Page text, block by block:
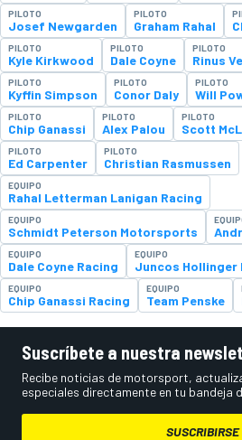
PILOTO
Josef Newgarden
PILOTO
Graham Rahal
PILOTO
Kyle Kirkwood
PILOTO
Dale Coyne
PILOTO
Rinus
PILOTO
Kyffin Simpson
PILOTO
Conor Daly
PILOTO
Will
PILOTO
Chip Ganassi
PILOTO
Alex Palou
PILOTO
Scott
PILOTO
Ed Carpenter
PILOTO
Christian Rasmussen
EQUIPO
Rahal Letterman Lanigan Racing
EQUIPO
Schmidt Peterson Motorsports
EQUIPO
Dale Coyne Racing
EQUIPO
Juncos Hollinger
EQUIPO
Chip Ganassi Racing
EQUIPO
Team Penske
Suscríbete a nuestra
Recibe noticias de motorsport,
especiales directamente en tu bandeja
SUSCRIBIRSE